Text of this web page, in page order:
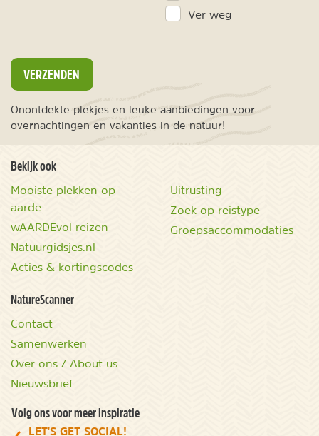
Ver weg
VERZENDEN
Onontdekte plekjes en leuke aanbiedingen voor
overnachtingen en vakanties in de natuur!
Bekijk ook
Mooiste plekken op
aarde
wAARDEvol reizen
Natuurgidsjes.nl
Acties & kortingscodes
Uitrusting
Zoek op reistype
Groepsaccommodaties
NatureScanner
Contact
Samenwerken
Over ons / About us
Nieuwsbrief
Volg ons voor meer inspiratie
LET'S GET SOCIAL!